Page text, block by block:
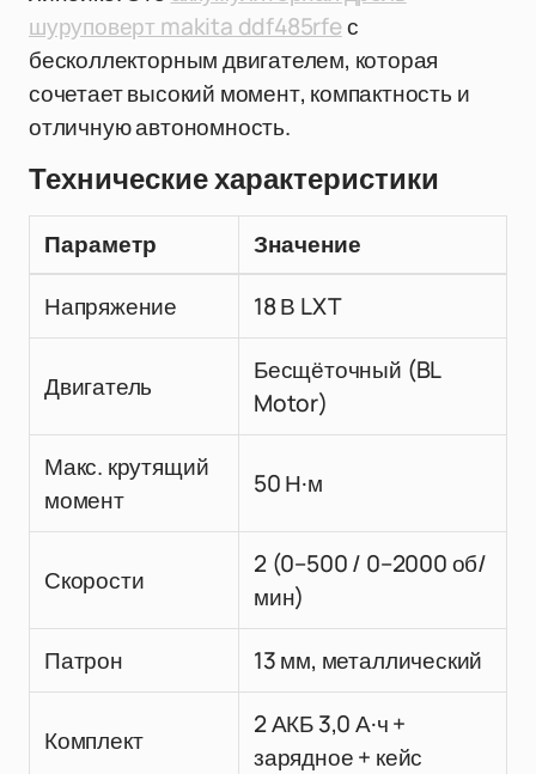
шуруповерт makita ddf485rfeс
бесколлекторным двигателем, которая
сочетает высокий момент, компактность и
отличную автономность.
Технические характеристики
Параметр Значение
Напряжение 18 В LXT
Двигатель
Бесщёточный (BL
Motor)
Макс. крутящий
момент
50 Н·м
Скорости
2 (0–500 / 0–2000 об/
мин)
Патрон 13 мм, металлический
Комплект
2 АКБ 3,0 А·ч +
зарядное + кейс